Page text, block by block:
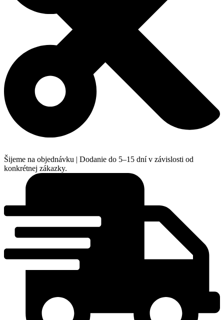
Šijeme na objednávku | Dodanie do 5–15 dní v závislosti od
konkrétnej zákazky.